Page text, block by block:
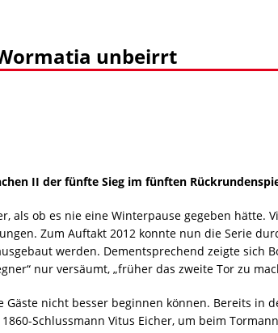
unbeirrt
II der fünfte Sieg im fünften
als ob es nie eine Winterpause gegeben hätte.
Zum Auftakt 2012 konnte nun die Serie
werden. Dementsprechend zeigte sich
nur versäumt, „früher das zweite Tor zu
nicht besser beginnen können. Bereits in
Schlussmann Vitus Eicher, um beim